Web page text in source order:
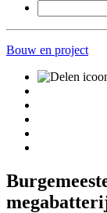
Bouw en project